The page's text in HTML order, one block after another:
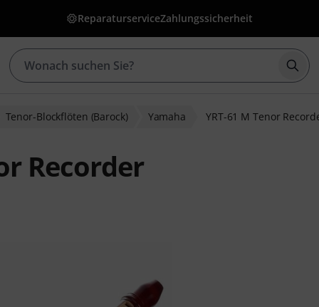
ReparaturserviceZahlungssicherheit
Tenor-Blockflöten (Barock) Yamaha YRT-61 M Tenor
Recorder